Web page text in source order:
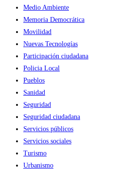
Medio Ambiente
Memoria Democrática
Movilidad
Nuevas Tecnologías
Participación ciudadana
Policia Local
Pueblos
Sanidad
Seguridad
Seguridad ciudadana
Servicios públicos
Servicios sociales
Turismo
Urbanismo